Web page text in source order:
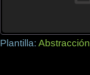
Plantilla: Abstracción